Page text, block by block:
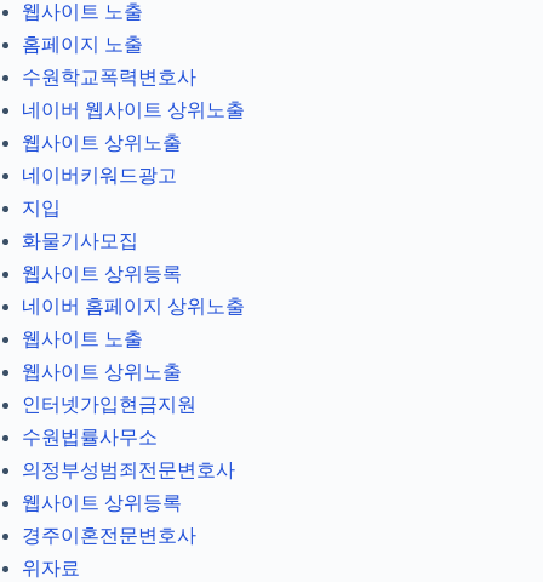
웹사이트 노출
홈페이지 노출
수원학교폭력변호사
네이버 웹사이트 상위노출
웹사이트 상위노출
네이버키워드광고
지입
화물기사모집
웹사이트 상위등록
네이버 홈페이지 상위노출
웹사이트 노출
웹사이트 상위노출
인터넷가입현금지원
수원법률사무소
의정부성범죄전문변호사
웹사이트 상위등록
경주이혼전문변호사
위자료